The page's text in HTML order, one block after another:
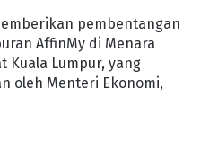
pembentangan
AffinMy di Menara
Kuala Lumpur, yang
oleh Menteri Ekonomi,